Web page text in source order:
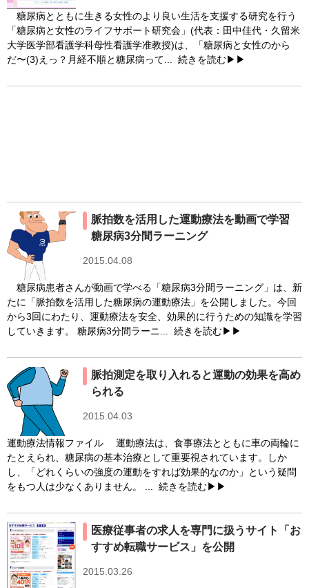
糖尿病とともに生きる女性のより良い生活を支援する研究を行う
「糖尿病と女性のライフサポート研究会」(代表：田中佳代・久留米
大学医学部看護学科母性看護学准教授)は、「糖尿病と女性のから
だ〜(3)えっ？月経不順と糖尿病って... 続きを読む▶▶
脈拍数を活用した運動療法を動画で学習
糖尿病3分間ラーニング
2015.04.08
糖尿病患者さんが動画で学べる「糖尿病3分間ラーニング」は、新
たに「脈拍数を活用した糖尿病の運動療法」を公開しました。今回
から3回にわたり、運動療法を安全、効果的に行うための知識を学習
していきます。 糖尿病3分間ラーニ... 続きを読む▶▶
脈拍測定を取り入れると運動の効果を高め
られる
2015.04.03
運動療法情報ファイル 運動療法は、食事療法とともに車の両輪に
たとえられ、糖尿病の基本治療として重要視されています。しか
し、「どれくらいの強度の運動をすれば効果的なのか」という疑問
をもつ人は少なくありません。 ... 続きを読む▶▶
医療従事者の求人を専門に扱うサイト「お
すすめ転職サービス」を公開
2015.03.26